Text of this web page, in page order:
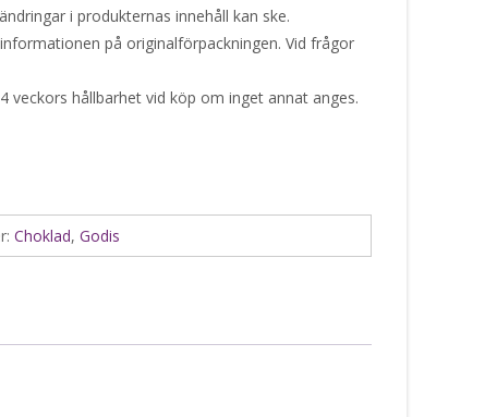
i produkternas innehåll kan ske.
på originalförpackningen. Vid frågor
veckors hållbarhet vid köp om inget annat anges.
Choklad, Godis